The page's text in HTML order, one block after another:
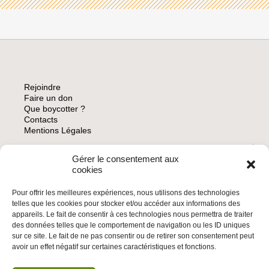
Gérer le consentement aux
cookies
Pour offrir les meilleures expériences, nous utilisons des technologies
telles que les cookies pour stocker et/ou accéder aux informations des
appareils. Le fait de consentir à ces technologies nous permettra de traiter
des données telles que le comportement de navigation ou les ID uniques
sur ce site. Le fait de ne pas consentir ou de retirer son consentement peut
avoir un effet négatif sur certaines caractéristiques et fonctions.
Rejoindre
Faire un don
Que boycotter ?
Contacts
Mentions Légales
ARCHIVES
INSCRIVEZ-VOUS À LA NEWSLETTER
Inscrivez-vous à la Newsletter